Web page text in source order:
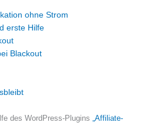
ohne Strom
erste Hilfe
Blackout
des WordPress-Plugins „Affiliate-